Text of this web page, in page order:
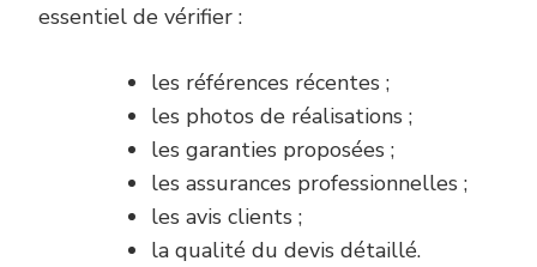
essentiel de vérifier :
les références récentes ;
les photos de réalisations ;
les garanties proposées ;
les assurances professionnelles ;
les avis clients ;
la qualité du devis détaillé.